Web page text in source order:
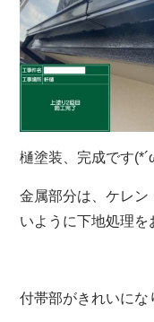
樋塗装、完成です
金属部分は、ケレン
いように下地処理を
付帯部がきれいにな